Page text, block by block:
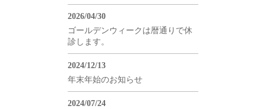
2026/04/30
ゴールデンウィークは暦通りで休
診します。
2024/12/13
年末年始のお知らせ
2024/07/24